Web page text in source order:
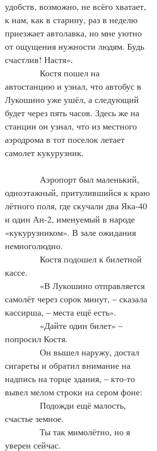
удобств, возможно, не всёго хватает,
к нам, как в старину, раз в неделю
приезжает автолавка, но мне уютно
от ощущения нужности людям. Будь
счастлив! Настя».
Костя пошел на
автостанцию и узнал, что автобус в
Лукошино уже ушёл, а следующий
будет через пять часов. Здесь же на
станции он узнал, что из местного
аэродрома в тот поселок летает
самолет кукурузник.
Аэропорт был маленький,
одноэтажный, притулившийся к краю
лётного поля, где скучали два Яка-40
и один Ан-2, именуемый в народе
«кукурузником». В зале ожидания
немноголюдно.
Костя подошел к билетной
кассе.
«В Лукошино отправляется
самолёт через сорок минут, – сказала
кассирша, – места ещё есть».
«Дайте один билет» –
попросил Костя.
Он вышел наружу, достал
сигареты и обратил внимание на
надпись на торце здания, – кто-то
вывел мелом строки на сером фоне:
Подожди ещё малость,
счастье земное.
Ты так мимолётно, но я
уверен сейчас.